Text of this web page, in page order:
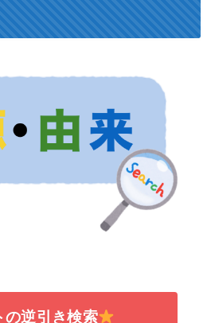
の逆引き検索